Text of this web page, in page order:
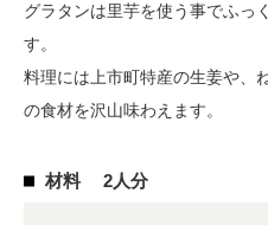
グラタンは里芋を使う事でふっ
す。
料理には上市町特産の生姜や、
の食材を沢山味わえます。
材料 2人分